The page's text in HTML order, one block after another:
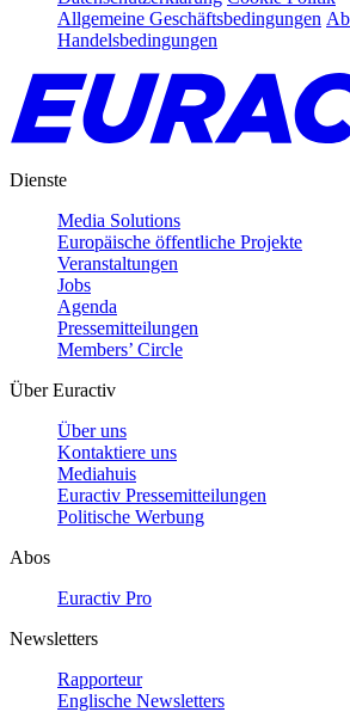
Allgemeine Geschäftsbedingungen
Handelsbedingungen
Dienste
Media Solutions
Europäische öffentliche Projekte
Veranstaltungen
Jobs
Agenda
Pressemitteilungen
Members’ Circle
Über Euractiv
Über uns
Kontaktiere uns
Mediahuis
Euractiv Pressemitteilungen
Politische Werbung
Abos
Euractiv Pro
Newsletters
Rapporteur
Englische Newsletters